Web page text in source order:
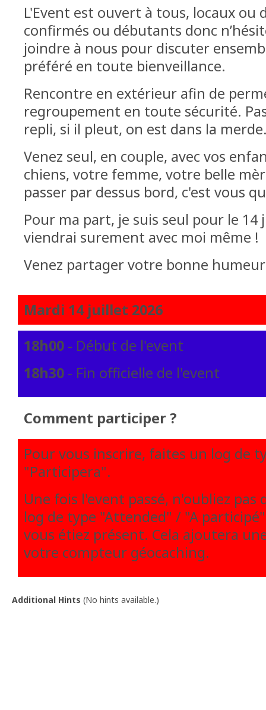
L'Event est ouvert à tous, locaux ou
confirmés ou débutants donc
joindre à nous pour discuter
préféré en toute bienveillance.
Rencontre en extérieur afin de
regroupement en toute sécurité.
repli, si il pleut, on est dans la
Venez seul, en couple, avec vos
chiens, votre femme, votre belle
passer par dessus bord, c'est vous
Pour ma part, je suis seul pour le 14
viendrai surement avec moi même !
Venez partager votre bonne
Mardi 14 juillet 2026
18h00 - Début de l'event
18h30 - Fin officielle de l'event
Comment participer ?
Pour vous inscrire, faites un log de
"Participera".
Une fois l'event passé, n'oubliez pas
log de type "Attended" / "A
vous étiez présent. Cela ajoutera
votre compteur géocaching.
Additional Hints (No hints available.)